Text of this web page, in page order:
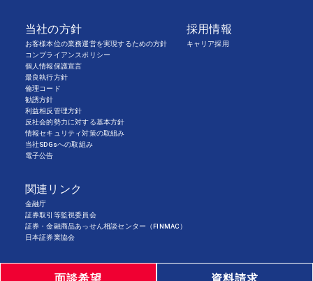
当社の方針
お客様本位の業務運営を実現するための方針
コンプライアンスポリシー
個人情報保護宣言
最良執行方針
倫理コード
勧誘方針
利益相反管理方針
反社会的勢力に対する基本方針
情報セキュリティ対策の取組み
当社SDGsへの取組み
電子公告
採用情報
キャリア採用
関連リンク
金融庁
証券取引等監視委員会
証券・金融商品あっせん相談センター（FINMAC）
日本証券業協会